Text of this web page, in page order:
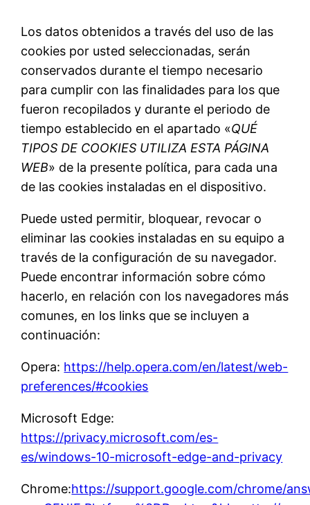
Los datos obtenidos a través del uso de las
cookies por usted seleccionadas, serán
conservados durante el tiempo necesario
para cumplir con las finalidades para los que
fueron recopilados y durante el periodo de
tiempo establecido en el apartado «QUÉ
TIPOS DE COOKIES UTILIZA ESTA PÁGINA
WEB» de la presente política, para cada una
de las cookies instaladas en el dispositivo.
Puede usted permitir, bloquear, revocar o
eliminar las cookies instaladas en su equipo a
través de la configuración de su navegador.
Puede encontrar información sobre cómo
hacerlo, en relación con los navegadores más
comunes, en los links que se incluyen a
continuación:
Opera: https://help.opera.com/en/latest/web-
preferences/#cookies
Microsoft Edge:
https://privacy.microsoft.com/es-
es/windows-10-microsoft-edge-and-privacy
Chrome:https://support.google.com/chrome/